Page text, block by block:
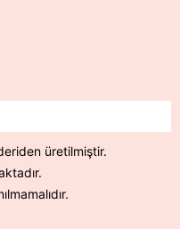
üretilmiştir.